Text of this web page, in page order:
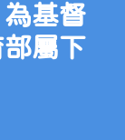
基督
屬下